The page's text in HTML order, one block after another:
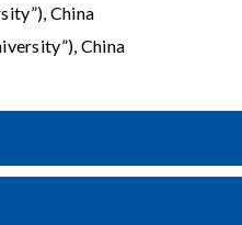
China
China